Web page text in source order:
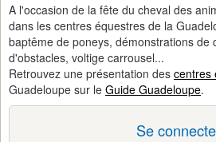
A l'occasion de la fête du cheval des
dans les centres équestres de la
baptême de poneys, démonstrations de
d'obstacles, voltige carrousel...
Retrouvez une présentation des centres
Guadeloupe sur le Guide Guadeloupe.
Se